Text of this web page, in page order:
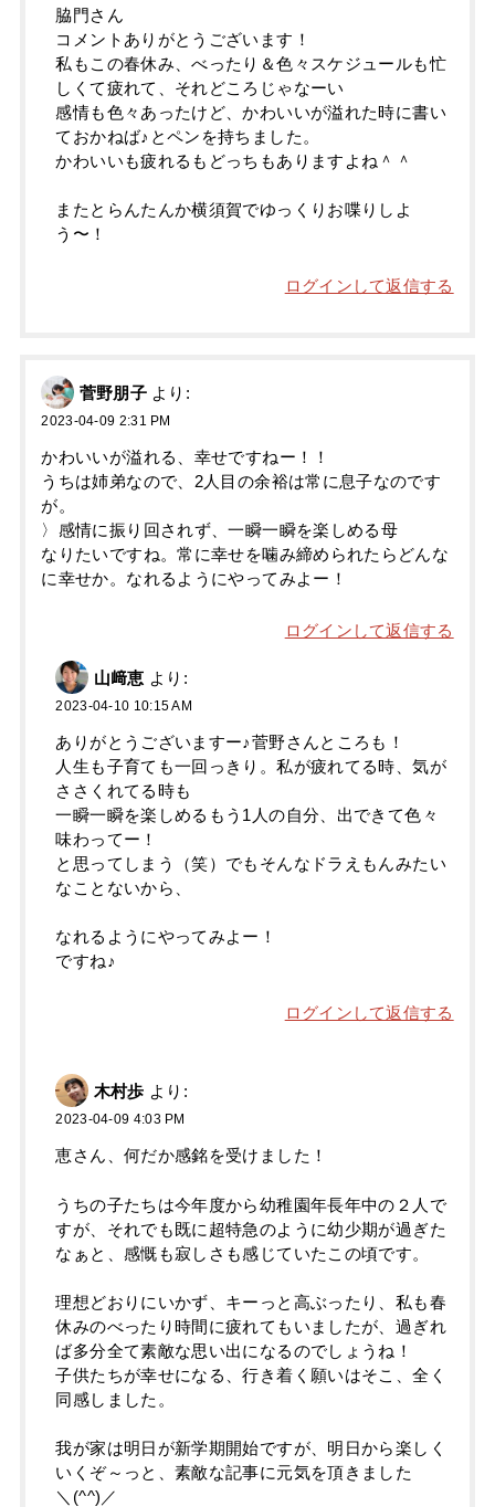
脇門さん
コメントありがとうございます！
私もこの春休み、べったり＆色々スケジュールも忙
しくて疲れて、それどころじゃなーい
感情も色々あったけど、かわいいが溢れた時に書い
ておかねば♪とペンを持ちました。
かわいいも疲れるもどっちもありますよね＾＾
またとらんたんか横須賀でゆっくりお喋りしよ
う〜！
ログインして返信する
菅野朋子 より:
2023-04-09 2:31 PM
かわいいが溢れる、幸せですねー！！
うちは姉弟なので、2人目の余裕は常に息子なのです
が。
〉感情に振り回されず、一瞬一瞬を楽しめる母
なりたいですね。常に幸せを噛み締められたらどんな
に幸せか。なれるようにやってみよー！
ログインして返信する
山﨑恵 より:
2023-04-10 10:15 AM
ありがとうございますー♪菅野さんところも！
人生も子育ても一回っきり。私が疲れてる時、気が
ささくれてる時も
一瞬一瞬を楽しめるもう1人の自分、出できて色々
味わってー！
と思ってしまう（笑）でもそんなドラえもんみたい
なことないから、
なれるようにやってみよー！
ですね♪
ログインして返信する
木村歩 より:
2023-04-09 4:03 PM
恵さん、何だか感銘を受けました！
うちの子たちは今年度から幼稚園年長年中の２人で
すが、それでも既に超特急のように幼少期が過ぎた
なぁと、感慨も寂しさも感じていたこの頃です。
理想どおりにいかず、キーっと高ぶったり、私も春
休みのべったり時間に疲れてもいましたが、過ぎれ
ば多分全て素敵な思い出になるのでしょうね！
子供たちが幸せになる、行き着く願いはそこ、全く
同感しました。
我が家は明日が新学期開始ですが、明日から楽しく
いくぞ～っと、素敵な記事に元気を頂きました
＼(^^)／